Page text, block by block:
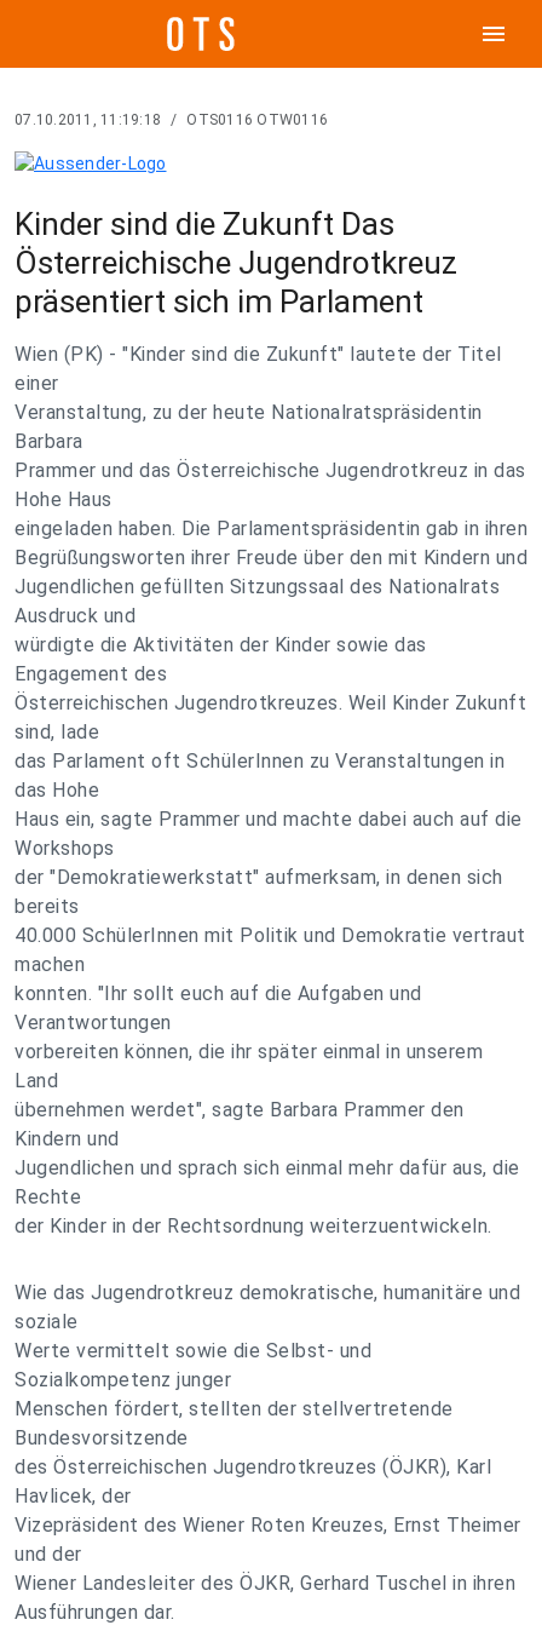
menu
07.10.2011, 11:19:18 / OTS0116 OTW0116
Kinder sind die Zukunft Das
Österreichische Jugendrotkreuz
präsentiert sich im Parlament
Wien (PK) - "Kinder sind die Zukunft" lautete der Titel
einer
Veranstaltung, zu der heute Nationalratspräsidentin
Barbara
Prammer und das Österreichische Jugendrotkreuz in das
Hohe Haus
eingeladen haben. Die Parlamentspräsidentin gab in ihren
Begrüßungsworten ihrer Freude über den mit Kindern und
Jugendlichen gefüllten Sitzungssaal des Nationalrats
Ausdruck und
würdigte die Aktivitäten der Kinder sowie das
Engagement des
Österreichischen Jugendrotkreuzes. Weil Kinder Zukunft
sind, lade
das Parlament oft SchülerInnen zu Veranstaltungen in
das Hohe
Haus ein, sagte Prammer und machte dabei auch auf die
Workshops
der "Demokratiewerkstatt" aufmerksam, in denen sich
bereits
40.000 SchülerInnen mit Politik und Demokratie vertraut
machen
konnten. "Ihr sollt euch auf die Aufgaben und
Verantwortungen
vorbereiten können, die ihr später einmal in unserem
Land
übernehmen werdet", sagte Barbara Prammer den
Kindern und
Jugendlichen und sprach sich einmal mehr dafür aus, die
Rechte
der Kinder in der Rechtsordnung weiterzuentwickeln.
Wie das Jugendrotkreuz demokratische, humanitäre und
soziale
Werte vermittelt sowie die Selbst- und
Sozialkompetenz junger
Menschen fördert, stellten der stellvertretende
Bundesvorsitzende
des Österreichischen Jugendrotkreuzes (ÖJKR), Karl
Havlicek, der
Vizepräsident des Wiener Roten Kreuzes, Ernst Theimer
und der
Wiener Landesleiter des ÖJKR, Gerhard Tuschel in ihren
Ausführungen dar.